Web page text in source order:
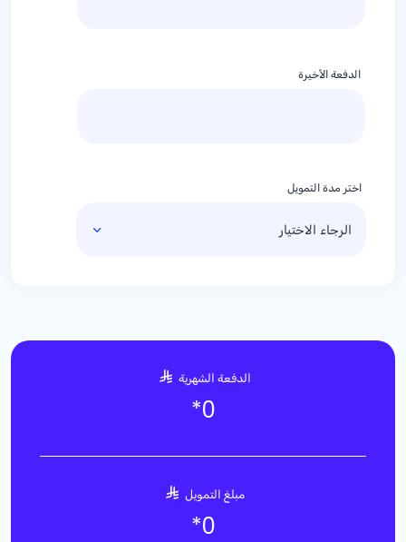
الدفعة الأخيرة
اختر مدة التمويل
الدفعة الشهرية
0
*
مبلغ التمويل
0
*